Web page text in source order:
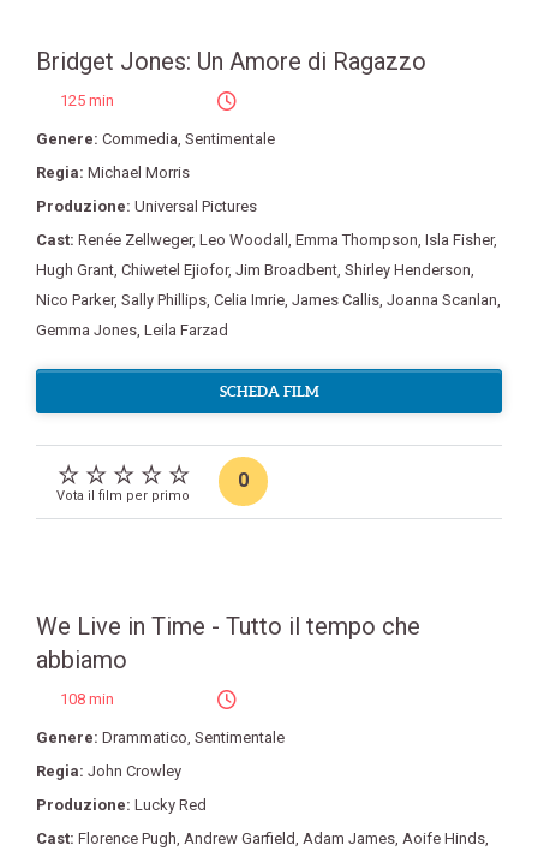
Bridget Jones: Un Amore di Ragazzo
125 min
Genere: Commedia Sentimentale
Regia: Michael Morris
Produzione: Universal Pictures
Cast: Renée Zellweger, Leo Woodall Emma Thompson Isla Fisher,
Hugh Grant Chiwetel Ejiofor, Jim Broadbent Shirley Henderson
Nico Parker, Sally Phillips Celia Imrie James Callis Joanna Scanlan
Gemma Jones Leila Farzad
SCHEDA FILM
Vota il film per primo
0
We Live in Time - Tutto il tempo che
abbiamo
108 min
Genere: Drammatico Sentimentale
Regia: John Crowley
Produzione: Lucky Red
Cast: Florence Pugh Andrew Garfield Adam James Aoife Hinds